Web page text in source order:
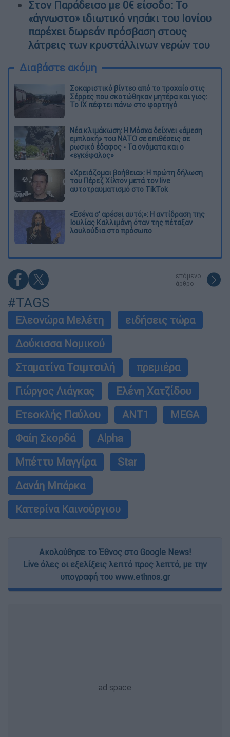
Στον Παράδεισο με 0€ είσοδο: Το
«άγνωστο» ιδιωτικό νησάκι του Ιονίου
παρέχει δωρεάν πρόσβαση στους
λάτρεις των κρυστάλλινων νερών του
Διαβάστε ακόμη
Σοκαριστικό βίντεο από το τροχαίο στις
Σέρρες που σκοτώθηκαν μητέρα και γιος:
Το ΙΧ πέφτει πάνω στο φορτηγό
Νέα κλιμάκωση: Η Μόσχα δείχνει «άμεση
εμπλοκή» του ΝΑΤΟ σε επιθέσεις σε
ρωσικό έδαφος - Τα ονόματα και ο
«εγκέφαλος»
«Χρειάζομαι βοήθεια»: Η πρώτη δήλωση
του Πέρεζ Χίλτον μετά τον live
αυτοτραυματισμό στο TikTok
«Εσένα σ’ αρέσει αυτό;»: Η αντίδραση της
Ιουλίας Καλλιμάνη όταν της πέταξαν
λουλούδια στο πρόσωπο
επόμενο
άρθρο
#TAGS
Ελεονώρα Μελέτη
ειδήσεις τώρα
Δούκισσα Νομικού
Σταματίνα Τσιμτσιλή
πρεμιέρα
Γιώργος Λιάγκας
Ελένη Χατζίδου
Ετεοκλής Παύλου
ΑΝΤ1
MEGA
Φαίη Σκορδά
Alpha
Μπέττυ Μαγγίρα
Star
Δανάη Μπάρκα
Κατερίνα Καινούργιου
Ακολούθησε το Έθνος στο Google News!
Live όλες οι εξελίξεις λεπτό προς λεπτό, με την
υπογραφή του www.ethnos.gr